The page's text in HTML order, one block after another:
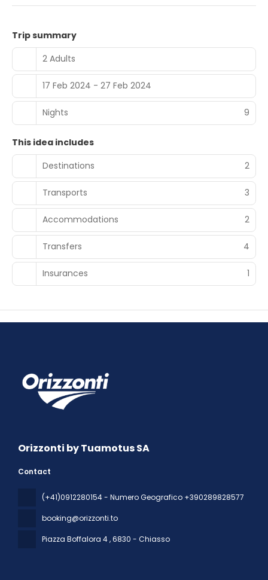
Trip summary
2 Adults
17 Feb 2024 - 27 Feb 2024
Nights 9
This idea includes
Destinations
2
Transports 3
Accommodations 2
Transfers 4
Insurances 1
Orizzonti by Tuamotus SA
Contact
(+41)0912280154 - Numero Geografico +390289828577
booking@orizzonti.to
Piazza Boffalora 4, 6830 - Chiasso